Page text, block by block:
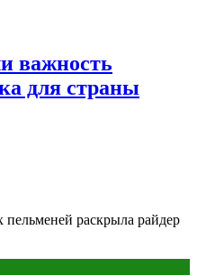
важность
для страны
раскрыла райдер